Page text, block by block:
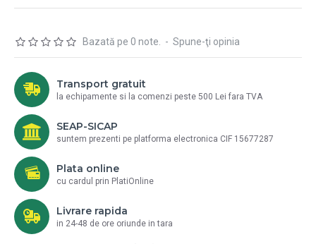
Bazată pe 0 note. - Spune-ţi opinia
Transport gratuit
la echipamente si la comenzi peste 500 Lei fara TVA
SEAP-SICAP
suntem prezenti pe platforma electronica CIF 15677287
Plata online
cu cardul prin PlatiOnline
Livrare rapida
in 24-48 de ore oriunde in tara